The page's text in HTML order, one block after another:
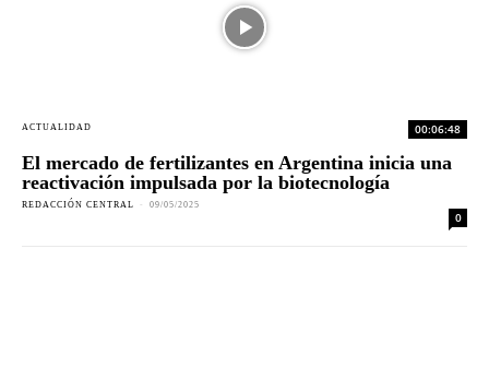
ACTUALIDAD 00:06:48
El mercado de fertilizantes en Argentina inicia una
reactivación impulsada por la biotecnología
REDACCIÓN CENTRAL - 09/05/2025
0